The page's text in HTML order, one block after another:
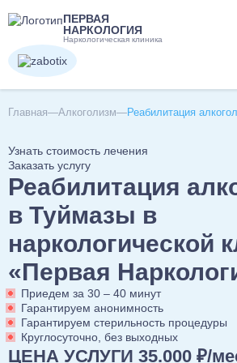
ПЕРВАЯ
НАРКОЛОГИЯ
Наркологическая клиника
Вывод из запоя
Вывод из запоя на дому
Вывод из запоя в стационаре
Капельница от запоя
Капельница от алкоголя
Детокс капельница
Вызов нарколога на дом
Детоксикация алкоголиков
Срочный вывод из запоя
Экстренное вытрезвление
Вытрезвление на дому
Лечение наркомании
Снятие ломки
Кодирование наркозависимости
УБОД
Нарколог на дом
Консультация нарколога
Консультация токсиколога
Наркологическая помощь
Алкоголизм
Лечение алкоголизма
Лечение алкоголизма в домашних
Лечение алкоголизма в стационаре
Лечение алкоголизма
Лечение пивного алкоголизма
Нарколог на дом
Кодирование
Кодирование от алкоголизма
Кодирование на дому
Двойной блок
Похмелье
Лечение похмелья
Психиатрия
Главная Алкоголизм Реабилитация
Реабилитация
в Туймазы в
наркологической
«Первая
Приедем за 30 – 40 минут
Гарантируем анонимность
Гарантируем стерильность процедуры
Круглосуточно, без выходных
ЦЕНА УСЛУГИ 35.000 ₽/
Узнать стоимость лечения
Заказать услугу